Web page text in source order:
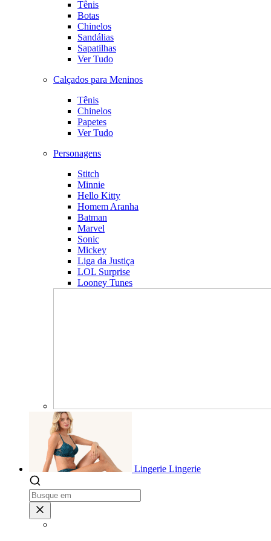
Tênis
Botas
Chinelos
Sandálias
Sapatilhas
Ver Tudo
Calçados para Meninos
Tênis
Chinelos
Papetes
Ver Tudo
Personagens
Stitch
Minnie
Hello Kitty
Homem Aranha
Batman
Marvel
Sonic
Mickey
Liga da Justiça
LOL Surprise
Looney Tunes
Lingerie Lingerie